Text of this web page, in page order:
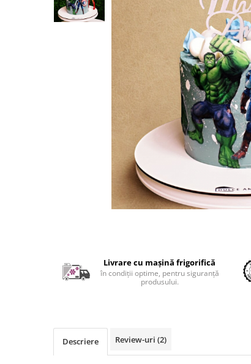
Livrare cu mașină frigorifică
în condiții optime, pentru siguranță
produsului.
Descriere Review-uri (2)